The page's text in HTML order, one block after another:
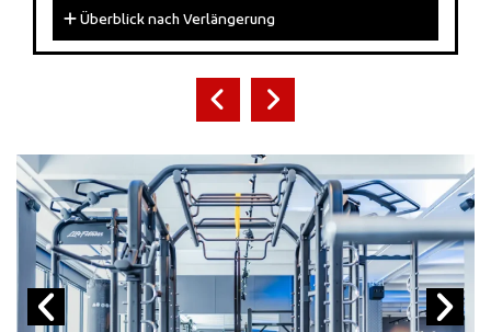
Überblick nach Verlängerung